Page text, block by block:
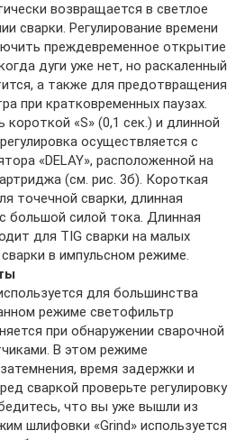
возвращается в светлое
сварки. Регулирование времени
преждевременное открытие
дуги уже нет, но раскаленный
а также для предотвращения
при кратковременных паузах.
«S» (0,1 сек.) и длинной
осуществляется с
«DELAY», расположенной на
(см. рис. 3б). Короткая
точечной сварки, длинная
большой силой тока. Длинная
для TIG сварки на малых
в импульсном режиме.
для большинства
режиме светофильтр
при обнаружении сварочной
В этом режиме
время задержки и
сваркой проверьте регулировку
что вы уже вышли из
шлифовки «Grind» используется